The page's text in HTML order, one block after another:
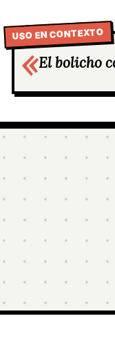
USO EN CONTEXTO
El bolicho